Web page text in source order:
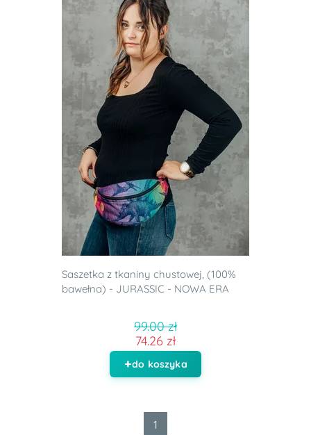
Saszetka z tkaniny chustowej, (100%
bawełna) - JURASSIC - NOWA ERA
99.00 zł
74.26 zł
do koszyka
1